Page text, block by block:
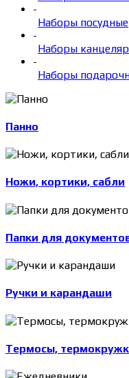
-
Наборы посудные
-
Наборы
-
Наборы
Панно
Ножи, кортики, сабли
Папки для
Ручки и карандаши
Термосы,